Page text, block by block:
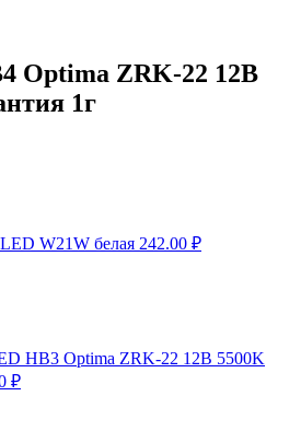
Optima ZRK-22 12В
1г
W21W белая 242.00 ₽
HB3 Optima ZRK-22 12В 5500K
₽